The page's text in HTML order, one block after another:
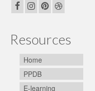
Resources
Home
PPDB
E-learning